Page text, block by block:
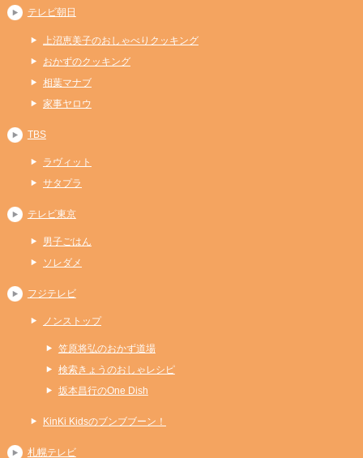
テレビ朝日
上沼恵美子のおしゃべりクッキング
おかずのクッキング
相葉マナブ
家事ヤロウ
TBS
ラヴィット
サタプラ
テレビ東京
男子ごはん
ソレダメ
フジテレビ
ノンストップ
笠原将弘のおかず道場
検索きょうのおしゃレシピ
坂本昌行のOne Dish
KinKi Kidsのブンブブーン！
札幌テレビ